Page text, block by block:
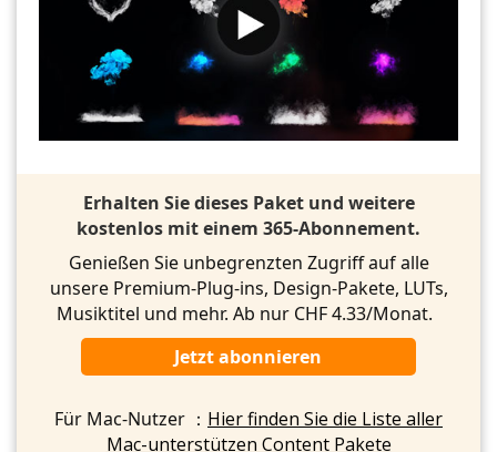
Erhalten Sie dieses Paket und weitere
kostenlos mit einem 365-Abonnement.
Genießen Sie unbegrenzten Zugriff auf alle
unsere Premium-Plug-ins, Design-Pakete, LUTs,
Musiktitel und mehr. Ab nur CHF 4.33/Monat.
Jetzt abonnieren
Für Mac-Nutzer ： Hier finden Sie die Liste aller
Mac-unterstützen Content Pakete